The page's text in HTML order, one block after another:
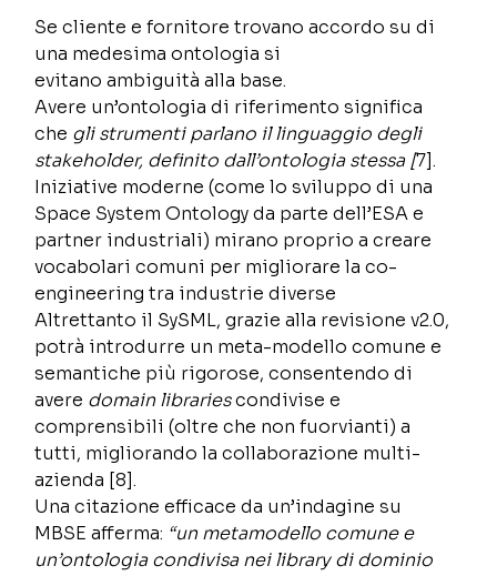
Se cliente e fornitore trovano accordo su di
una medesima ontologia si
evitano ambiguità alla base.
Avere un’ontologia di riferimento significa
che gli strumenti parlano il linguaggio degli
stakeholder, definito dall’ontologia stessa [7].
Iniziative moderne (come lo sviluppo di una
Space System Ontology da parte dell’ESA e
partner industriali) mirano proprio a creare
vocabolari comuni per migliorare la co-
engineering tra industrie diverse
Altrettanto il SySML, grazie alla revisione v2.0,
potrà introdurre un meta-modello comune e
semantiche più rigorose, consentendo di
avere domain libraries condivise e
comprensibili (oltre che non fuorvianti) a
tutti, migliorando la collaborazione multi-
azienda [8].
Una citazione efficace da un’indagine su
MBSE afferma: “un metamodello comune e
un’ontologia condivisa nei library di dominio